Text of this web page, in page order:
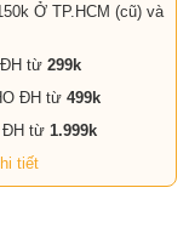
Ở TP.HCM (cũ) và
từ 299k
ĐH từ 499k
ĐH từ 1.999k
tiết